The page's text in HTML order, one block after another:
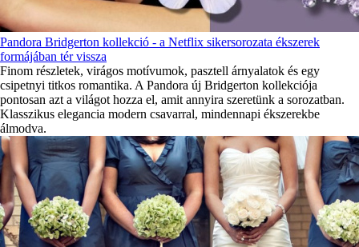
Pandora Bridgerton kollekció - a Netflix sikersorozata ékszerek
formájában tér vissza
Finom részletek, virágos motívumok, pasztell árnyalatok és egy
csipetnyi titkos romantika. A Pandora új Bridgerton kollekciója
pontosan azt a világot hozza el, amit annyira szeretünk a sorozatban.
Klasszikus elegancia modern csavarral, mindennapi ékszerekbe
álmodva.